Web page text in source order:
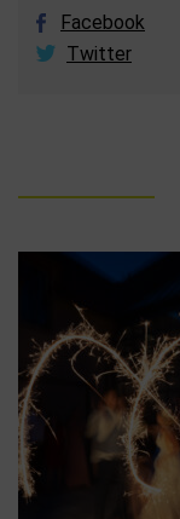
Facebook
Twitter